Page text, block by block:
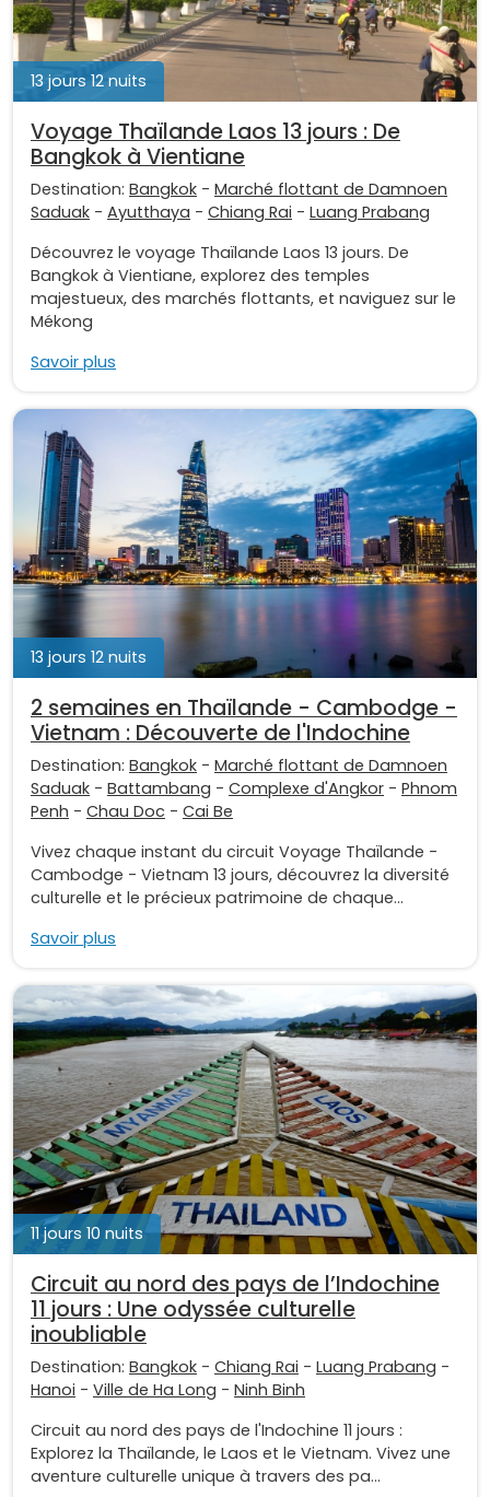
13 jours 12 nuits
Voyage Thaïlande Laos 13 jours : De
Bangkok à Vientiane
Destination: Bangkok - Marché flottant de Damnoen
Saduak - Ayutthaya - Chiang Rai - Luang Prabang
Découvrez le voyage Thaïlande Laos 13 jours. De
Bangkok à Vientiane, explorez des temples
majestueux, des marchés flottants, et naviguez sur le
Mékong
Savoir plus
13 jours 12 nuits
2 semaines en Thaïlande - Cambodge -
Vietnam : Découverte de l'Indochine
Destination: Bangkok - Marché flottant de Damnoen
Saduak - Battambang - Complexe d'Angkor - Phnom
Penh - Chau Doc - Cai Be
Vivez chaque instant du circuit Voyage Thaïlande -
Cambodge - Vietnam 13 jours, découvrez la diversité
culturelle et le précieux patrimoine de chaque...
Savoir plus
11 jours 10 nuits
Circuit au nord des pays de l’Indochine
11 jours : Une odyssée culturelle
inoubliable
Destination: Bangkok - Chiang Rai - Luang Prabang -
Hanoi - Ville de Ha Long - Ninh Binh
Circuit au nord des pays de l'Indochine 11 jours :
Explorez la Thaïlande, le Laos et le Vietnam. Vivez une
aventure culturelle unique à travers des pa...